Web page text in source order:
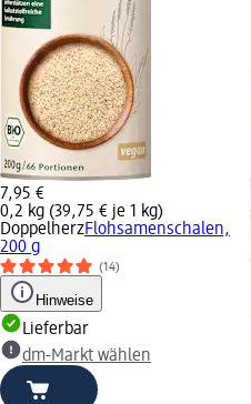
7,95 €
0,2 kg (39,75 € je 1 kg)
DoppelherzFlohsamenschalen,
200 g
(14)
Hinweise
Lieferbar
dm-Markt wählen